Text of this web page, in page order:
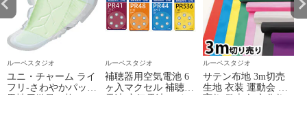
ルーペスタジオ
ユニ・チャーム ライ
フリ-さわやかパッド
ルーペスタジオ
補聴器用空気電池 6
ヶ入マクセル 補聴器
ルーペスタジオ
サテン布地 3m切売
生地 衣装 運動会 体